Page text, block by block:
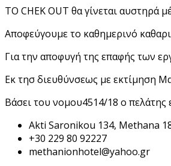
ΤΟ CHEK OUT θα γίνεται αυστηρά
Αποφεύγουμε το καθημερινό
Για την αποφυγή της επαφής των
Εκ τησ διευθύνσεως με εκτίμηση
Βάσει του νομου4514/18 ο
Akti Saronikou 134, Methana
+30 229 80 92227
methanionhotel@yahoo.gr